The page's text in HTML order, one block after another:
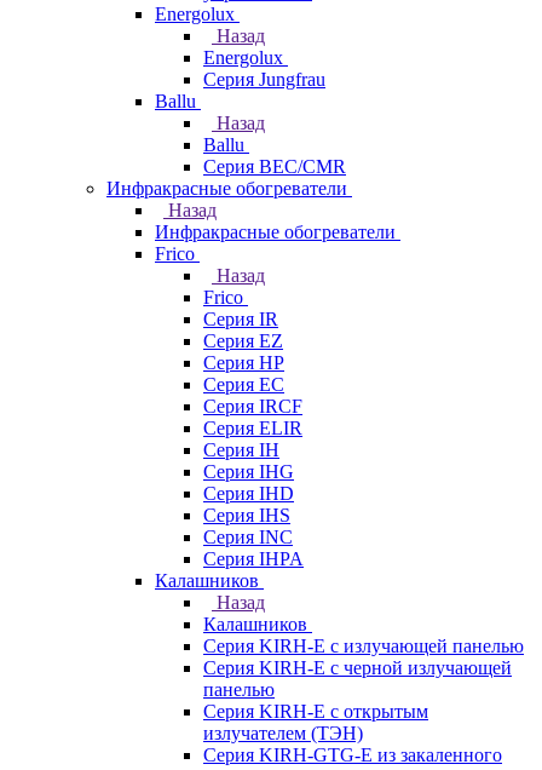
Energolux
Назад
Energolux
Серия Jungfrau
Ballu
Назад
Ballu
Серия BEC/CMR
Инфракрасные обогреватели
Назад
Инфракрасные обогреватели
Frico
Назад
Frico
Серия IR
Серия EZ
Серия HP
Серия EC
Серия IRCF
Серия ELIR
Серия IH
Серия IHG
Серия IHD
Серия IHS
Серия INC
Серия IHPA
Калашников
Назад
Калашников
Серия KIRH-E с излучающей панелью
Серия KIRH-E с черной излучающей
панелью
Серия KIRH-E с открытым
излучателем (ТЭН)
Серия KIRH-GTG-E из закаленного